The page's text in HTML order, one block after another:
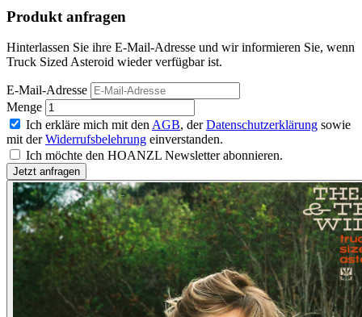
Produkt anfragen
Hinterlassen Sie ihre E-Mail-Adresse und wir informieren Sie, wenn
Truck Sized Asteroid wieder verfügbar ist.
E-Mail-Adresse
Menge
Ich erkläre mich mit den AGB, derDatenschutzerklärung sowie
mit derWiderrufsbelehrung einverstanden.
Ich möchte den HOANZL Newsletter abonnieren.